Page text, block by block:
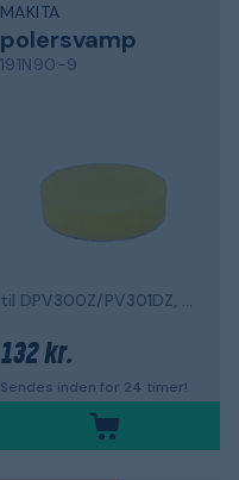
MAKITA
polersvamp
191N90-9
til DPV300Z/PV301DZ, 80 mm
132 kr.
Sendes inden for 24 timer!